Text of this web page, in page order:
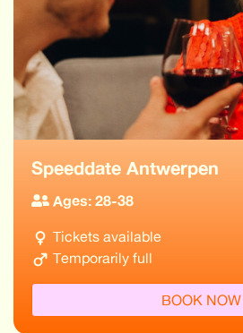
Speeddate Antwerpen
Ages: 28-38
Tickets available
Temporarily full
BOOK NOW